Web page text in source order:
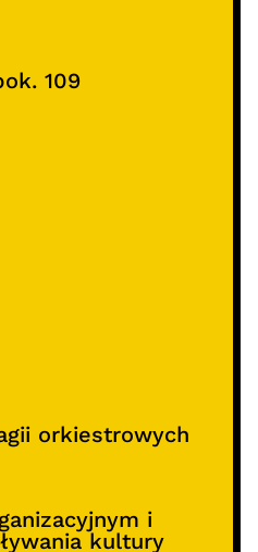
109
orkiestrowych
i
kultury